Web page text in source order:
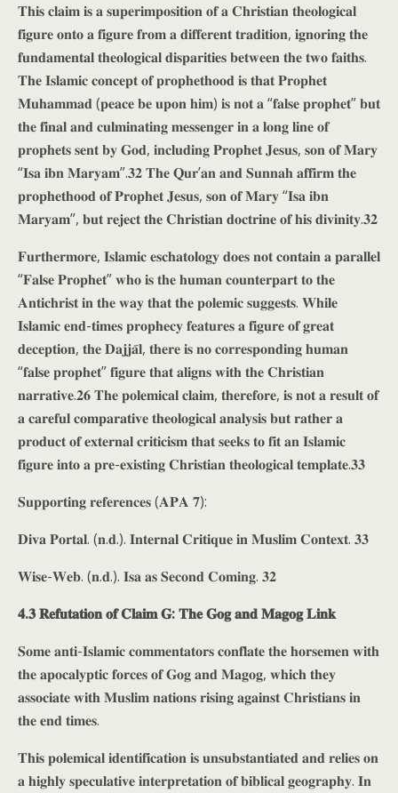
𝐓𝐡𝐢𝐬 𝐜𝐥𝐚𝐢𝐦 𝐢𝐬 𝐚 𝐬𝐮𝐩𝐞𝐫𝐢𝐦𝐩𝐨𝐬𝐢𝐭𝐢𝐨𝐧 𝐨𝐟 𝐚 𝐂𝐡𝐫𝐢𝐬𝐭𝐢𝐚𝐧 𝐭𝐡𝐞𝐨𝐥𝐨𝐠𝐢𝐜𝐚𝐥
𝐟𝐢𝐠𝐮𝐫𝐞 𝐨𝐧𝐭𝐨 𝐚 𝐟𝐢𝐠𝐮𝐫𝐞 𝐟𝐫𝐨𝐦 𝐚 𝐝𝐢𝐟𝐟𝐞𝐫𝐞𝐧𝐭 𝐭𝐫𝐚𝐝𝐢𝐭𝐢𝐨𝐧, 𝐢𝐠𝐧𝐨𝐫𝐢𝐧𝐠 𝐭𝐡𝐞
𝐟𝐮𝐧𝐝𝐚𝐦𝐞𝐧𝐭𝐚𝐥 𝐭𝐡𝐞𝐨𝐥𝐨𝐠𝐢𝐜𝐚𝐥 𝐝𝐢𝐬𝐩𝐚𝐫𝐢𝐭𝐢𝐞𝐬 𝐛𝐞𝐭𝐰𝐞𝐞𝐧 𝐭𝐡𝐞 𝐭𝐰𝐨 𝐟𝐚𝐢𝐭𝐡𝐬.
𝐓𝐡𝐞 𝐈𝐬𝐥𝐚𝐦𝐢𝐜 𝐜𝐨𝐧𝐜𝐞𝐩𝐭 𝐨𝐟 𝐩𝐫𝐨𝐩𝐡𝐞𝐭𝐡𝐨𝐨𝐝 𝐢𝐬 𝐭𝐡𝐚𝐭 𝐏𝐫𝐨𝐩𝐡𝐞𝐭
𝐌𝐮𝐡𝐚𝐦𝐦𝐚𝐝 (𝐩𝐞𝐚𝐜𝐞 𝐛𝐞 𝐮𝐩𝐨𝐧 𝐡𝐢𝐦) 𝐢𝐬 𝐧𝐨𝐭 𝐚 “𝐟𝐚𝐥𝐬𝐞 𝐩𝐫𝐨𝐩𝐡𝐞𝐭” 𝐛𝐮𝐭
𝐭𝐡𝐞 𝐟𝐢𝐧𝐚𝐥 𝐚𝐧𝐝 𝐜𝐮𝐥𝐦𝐢𝐧𝐚𝐭𝐢𝐧𝐠 𝐦𝐞𝐬𝐬𝐞𝐧𝐠𝐞𝐫 𝐢𝐧 𝐚 𝐥𝐨𝐧𝐠 𝐥𝐢𝐧𝐞 𝐨𝐟
𝐩𝐫𝐨𝐩𝐡𝐞𝐭𝐬 𝐬𝐞𝐧𝐭 𝐛𝐲 𝐆𝐨𝐝, 𝐢𝐧𝐜𝐥𝐮𝐝𝐢𝐧𝐠 𝐏𝐫𝐨𝐩𝐡𝐞𝐭 𝐉𝐞𝐬𝐮𝐬, 𝐬𝐨𝐧 𝐨𝐟 𝐌𝐚𝐫𝐲
“𝐈𝐬𝐚 𝐢𝐛𝐧 𝐌𝐚𝐫𝐲𝐚𝐦”.𝟑𝟐 𝐓𝐡𝐞 𝐐𝐮𝐫’𝐚𝐧 𝐚𝐧𝐝 𝐒𝐮𝐧𝐧𝐚𝐡 𝐚𝐟𝐟𝐢𝐫𝐦 𝐭𝐡𝐞
𝐩𝐫𝐨𝐩𝐡𝐞𝐭𝐡𝐨𝐨𝐝 𝐨𝐟 𝐏𝐫𝐨𝐩𝐡𝐞𝐭 𝐉𝐞𝐬𝐮𝐬, 𝐬𝐨𝐧 𝐨𝐟 𝐌𝐚𝐫𝐲 “𝐈𝐬𝐚 𝐢𝐛𝐧
𝐌𝐚𝐫𝐲𝐚𝐦”, 𝐛𝐮𝐭 𝐫𝐞𝐣𝐞𝐜𝐭 𝐭𝐡𝐞 𝐂𝐡𝐫𝐢𝐬𝐭𝐢𝐚𝐧 𝐝𝐨𝐜𝐭𝐫𝐢𝐧𝐞 𝐨𝐟 𝐡𝐢𝐬 𝐝𝐢𝐯𝐢𝐧𝐢𝐭𝐲.𝟑𝟐
𝐅𝐮𝐫𝐭𝐡𝐞𝐫𝐦𝐨𝐫𝐞, 𝐈𝐬𝐥𝐚𝐦𝐢𝐜 𝐞𝐬𝐜𝐡𝐚𝐭𝐨𝐥𝐨𝐠𝐲 𝐝𝐨𝐞𝐬 𝐧𝐨𝐭 𝐜𝐨𝐧𝐭𝐚𝐢𝐧 𝐚 𝐩𝐚𝐫𝐚𝐥𝐥𝐞𝐥
“𝐅𝐚𝐥𝐬𝐞 𝐏𝐫𝐨𝐩𝐡𝐞𝐭” 𝐰𝐡𝐨 𝐢𝐬 𝐭𝐡𝐞 𝐡𝐮𝐦𝐚𝐧 𝐜𝐨𝐮𝐧𝐭𝐞𝐫𝐩𝐚𝐫𝐭 𝐭𝐨 𝐭𝐡𝐞
𝐀𝐧𝐭𝐢𝐜𝐡𝐫𝐢𝐬𝐭 𝐢𝐧 𝐭𝐡𝐞 𝐰𝐚𝐲 𝐭𝐡𝐚𝐭 𝐭𝐡𝐞 𝐩𝐨𝐥𝐞𝐦𝐢𝐜 𝐬𝐮𝐠𝐠𝐞𝐬𝐭𝐬. 𝐖𝐡𝐢𝐥𝐞
𝐈𝐬𝐥𝐚𝐦𝐢𝐜 𝐞𝐧𝐝-𝐭𝐢𝐦𝐞𝐬 𝐩𝐫𝐨𝐩𝐡𝐞𝐜𝐲 𝐟𝐞𝐚𝐭𝐮𝐫𝐞𝐬 𝐚 𝐟𝐢𝐠𝐮𝐫𝐞 𝐨𝐟 𝐠𝐫𝐞𝐚𝐭
𝐝𝐞𝐜𝐞𝐩𝐭𝐢𝐨𝐧, 𝐭𝐡𝐞 𝐃𝐚𝐣𝐣𝐚̄𝐥, 𝐭𝐡𝐞𝐫𝐞 𝐢𝐬 𝐧𝐨 𝐜𝐨𝐫𝐫𝐞𝐬𝐩𝐨𝐧𝐝𝐢𝐧𝐠 𝐡𝐮𝐦𝐚𝐧
“𝐟𝐚𝐥𝐬𝐞 𝐩𝐫𝐨𝐩𝐡𝐞𝐭” 𝐟𝐢𝐠𝐮𝐫𝐞 𝐭𝐡𝐚𝐭 𝐚𝐥𝐢𝐠𝐧𝐬 𝐰𝐢𝐭𝐡 𝐭𝐡𝐞 𝐂𝐡𝐫𝐢𝐬𝐭𝐢𝐚𝐧
𝐧𝐚𝐫𝐫𝐚𝐭𝐢𝐯𝐞.𝟐𝟔 𝐓𝐡𝐞 𝐩𝐨𝐥𝐞𝐦𝐢𝐜𝐚𝐥 𝐜𝐥𝐚𝐢𝐦, 𝐭𝐡𝐞𝐫𝐞𝐟𝐨𝐫𝐞, 𝐢𝐬 𝐧𝐨𝐭 𝐚 𝐫𝐞𝐬𝐮𝐥𝐭 𝐨𝐟
𝐚 𝐜𝐚𝐫𝐞𝐟𝐮𝐥 𝐜𝐨𝐦𝐩𝐚𝐫𝐚𝐭𝐢𝐯𝐞 𝐭𝐡𝐞𝐨𝐥𝐨𝐠𝐢𝐜𝐚𝐥 𝐚𝐧𝐚𝐥𝐲𝐬𝐢𝐬 𝐛𝐮𝐭 𝐫𝐚𝐭𝐡𝐞𝐫 𝐚
𝐩𝐫𝐨𝐝𝐮𝐜𝐭 𝐨𝐟 𝐞𝐱𝐭𝐞𝐫𝐧𝐚𝐥 𝐜𝐫𝐢𝐭𝐢𝐜𝐢𝐬𝐦 𝐭𝐡𝐚𝐭 𝐬𝐞𝐞𝐤𝐬 𝐭𝐨 𝐟𝐢𝐭 𝐚𝐧 𝐈𝐬𝐥𝐚𝐦𝐢𝐜
𝐟𝐢𝐠𝐮𝐫𝐞 𝐢𝐧𝐭𝐨 𝐚 𝐩𝐫𝐞-𝐞𝐱𝐢𝐬𝐭𝐢𝐧𝐠 𝐂𝐡𝐫𝐢𝐬𝐭𝐢𝐚𝐧 𝐭𝐡𝐞𝐨𝐥𝐨𝐠𝐢𝐜𝐚𝐥 𝐭𝐞𝐦𝐩𝐥𝐚𝐭𝐞.𝟑𝟑
𝐒𝐮𝐩𝐩𝐨𝐫𝐭𝐢𝐧𝐠 𝐫𝐞𝐟𝐞𝐫𝐞𝐧𝐜𝐞𝐬 (𝐀𝐏𝐀 𝟕):
𝐃𝐢𝐯𝐚 𝐏𝐨𝐫𝐭𝐚𝐥. (𝐧.𝐝.). 𝐈𝐧𝐭𝐞𝐫𝐧𝐚𝐥 𝐂𝐫𝐢𝐭𝐢𝐪𝐮𝐞 𝐢𝐧 𝐌𝐮𝐬𝐥𝐢𝐦 𝐂𝐨𝐧𝐭𝐞𝐱𝐭. 𝟑𝟑
𝐖𝐢𝐬𝐞-𝐖𝐞𝐛. (𝐧.𝐝.). 𝐈𝐬𝐚 𝐚𝐬 𝐒𝐞𝐜𝐨𝐧𝐝 𝐂𝐨𝐦𝐢𝐧𝐠. 𝟑𝟐
𝟒.𝟑 𝐑𝐞𝐟𝐮𝐭𝐚𝐭𝐢𝐨𝐧 𝐨𝐟 𝐂𝐥𝐚𝐢𝐦 𝐆: 𝐓𝐡𝐞 𝐆𝐨𝐠 𝐚𝐧𝐝 𝐌𝐚𝐠𝐨𝐠 𝐋𝐢𝐧𝐤
𝐒𝐨𝐦𝐞 𝐚𝐧𝐭𝐢-𝐈𝐬𝐥𝐚𝐦𝐢𝐜 𝐜𝐨𝐦𝐦𝐞𝐧𝐭𝐚𝐭𝐨𝐫𝐬 𝐜𝐨𝐧𝐟𝐥𝐚𝐭𝐞 𝐭𝐡𝐞 𝐡𝐨𝐫𝐬𝐞𝐦𝐞𝐧 𝐰𝐢𝐭𝐡
𝐭𝐡𝐞 𝐚𝐩𝐨𝐜𝐚𝐥𝐲𝐩𝐭𝐢𝐜 𝐟𝐨𝐫𝐜𝐞𝐬 𝐨𝐟 𝐆𝐨𝐠 𝐚𝐧𝐝 𝐌𝐚𝐠𝐨𝐠, 𝐰𝐡𝐢𝐜𝐡 𝐭𝐡𝐞𝐲
𝐚𝐬𝐬𝐨𝐜𝐢𝐚𝐭𝐞 𝐰𝐢𝐭𝐡 𝐌𝐮𝐬𝐥𝐢𝐦 𝐧𝐚𝐭𝐢𝐨𝐧𝐬 𝐫𝐢𝐬𝐢𝐧𝐠 𝐚𝐠𝐚𝐢𝐧𝐬𝐭 𝐂𝐡𝐫𝐢𝐬𝐭𝐢𝐚𝐧𝐬 𝐢𝐧
𝐭𝐡𝐞 𝐞𝐧𝐝 𝐭𝐢𝐦𝐞𝐬.
𝐓𝐡𝐢𝐬 𝐩𝐨𝐥𝐞𝐦𝐢𝐜𝐚𝐥 𝐢𝐝𝐞𝐧𝐭𝐢𝐟𝐢𝐜𝐚𝐭𝐢𝐨𝐧 𝐢𝐬 𝐮𝐧𝐬𝐮𝐛𝐬𝐭𝐚𝐧𝐭𝐢𝐚𝐭𝐞𝐝 𝐚𝐧𝐝 𝐫𝐞𝐥𝐢𝐞𝐬 𝐨𝐧
𝐚 𝐡𝐢𝐠𝐡𝐥𝐲 𝐬𝐩𝐞𝐜𝐮𝐥𝐚𝐭𝐢𝐯𝐞 𝐢𝐧𝐭𝐞𝐫𝐩𝐫𝐞𝐭𝐚𝐭𝐢𝐨𝐧 𝐨𝐟 𝐛𝐢𝐛𝐥𝐢𝐜𝐚𝐥 𝐠𝐞𝐨𝐠𝐫𝐚𝐩𝐡𝐲. 𝐈𝐧